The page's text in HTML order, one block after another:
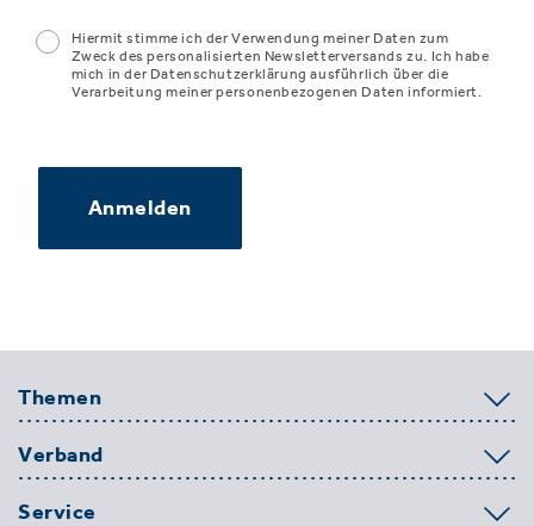
Hiermit stimme ich der Verwendung meiner Daten zum
Zweck des personalisierten Newsletterversands zu. Ich habe
mich in der Datenschutzerklärung ausführlich über die
Verarbeitung meiner personenbezogenen Daten informiert.
Anmelden
Themen
Verband
Service